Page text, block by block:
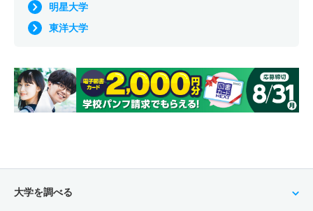
明星大学
東洋大学
大学を調べる